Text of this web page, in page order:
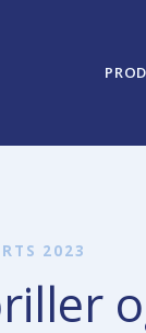
2023